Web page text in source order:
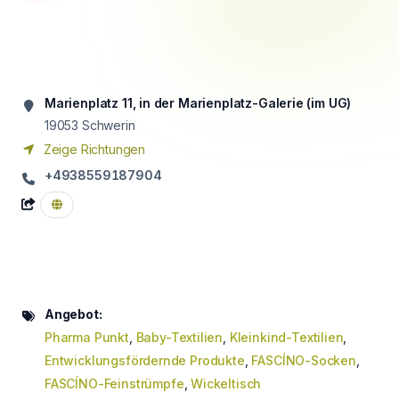
Marienplatz 11, in der Marienplatz-Galerie (im UG)
19053 Schwerin
Zeige Richtungen
+4938559187904
Angebot:
Pharma Punkt Baby-Textilien Kleinkind-Textilien
Entwicklungsfördernde Produkte FASCÍNO-Socken
FASCÍNO-Feinstrümpfe ,Wickeltisch